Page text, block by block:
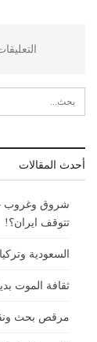
أحدث المقالات
شروق وغروب –
تتوقف ايران؟!
السعودية
ثقافة الموت
مرقص بحث